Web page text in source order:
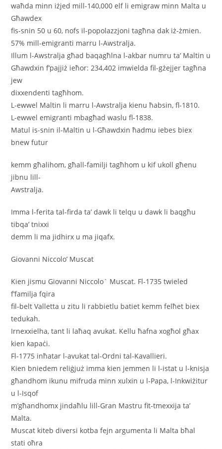
waħda minn iżjed mill-140,000 elf li emigraw minn Malta u
Għawdex
fis-snin 50 u 60, nofs il-popolazzjoni tagħna dak iż-żmien.
57% mill-emigranti marru l-Awstralja.
Illum l-Awstralja għad baqagħlna l-akbar numru ta’ Maltin u
Għawdxin f’pajjiż ieħor: 234,402 imwielda fil-gżejjer tagħna
jew
dixxendenti tagħhom.
L-ewwel Maltin li marru l-Awstralja kienu ħabsin, fl-1810.
L-ewwel emigranti mbagħad waslu fl-1838.
Matul is-snin il-Maltin u l-Għawdxin ħadmu iebes biex
bnew futur
kemm għalihom, għall-familji tagħhom u kif ukoll għenu
jibnu lill-
Awstralja.
Imma l-ferita tal-firda ta’ dawk li telqu u dawk li baqgħu
tibqa’ tnixxi
demm li ma jidhirx u ma jiqafx.
Giovanni Niccolo’ Muscat
Kien jismu Giovanni Niccolo` Muscat. Fl-1735 twieled
f’familja fqira
fil-belt Valletta u zitu li rabbietlu batiet kemm felħet biex
tedukah.
Irnexxielha, tant li laħaq avukat. Kellu ħafna xogħol għax
kien kapaċi.
Fl-1775 inħatar l-avukat tal-Ordni tal-Kavallieri.
Kien bniedem reliġjuż imma kien jemmen li l-istat u l-knisja
għandhom ikunu mifruda minn xulxin u l-Papa, l-Inkwiżitur
u l-Isqof
m’għandhomx jindaħlu lill-Gran Mastru fit-tmexxija ta’
Malta.
Muscat kiteb diversi kotba fejn argumenta li Malta bħal
stati oħra